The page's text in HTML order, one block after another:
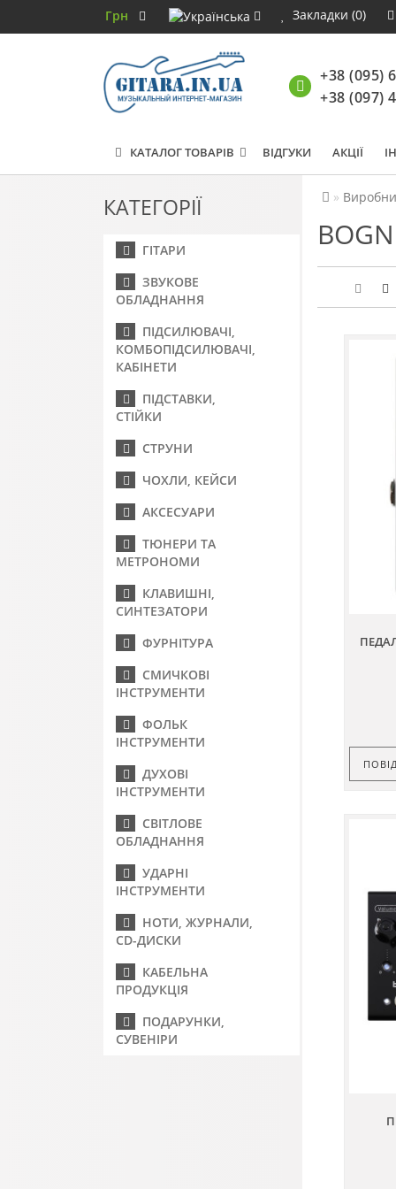
Грн Закладки (0)
+38 (095)
+38 (097)
КАТАЛОГ ТОВАРІВ ВІДГУКИ АКЦІЇ
КАТЕГОРІЇ
ГІТАРИ
ЗВУКОВЕ
ОБЛАДНАННЯ
ПІДСИЛЮВАЧІ,
КОМБОПІДСИЛЮВАЧІ,
КАБІНЕТИ
ПІДСТАВКИ,
СТІЙКИ
СТРУНИ
ЧОХЛИ, КЕЙСИ
АКСЕСУАРИ
ТЮНЕРИ ТА
МЕТРОНОМИ
КЛАВИШНІ,
СИНТЕЗАТОРИ
ФУРНІТУРА
СМИЧКОВІ
ІНСТРУМЕНТИ
ФОЛЬК
ІНСТРУМЕНТИ
ДУХОВІ
ІНСТРУМЕНТИ
СВІТЛОВЕ
ОБЛАДНАННЯ
УДАРНІ
ІНСТРУМЕНТИ
НОТИ, ЖУРНАЛИ,
CD-ДИСКИ
КАБЕЛЬНА
ПРОДУКЦІЯ
ПОДАРУНКИ,
СУВЕНІРИ